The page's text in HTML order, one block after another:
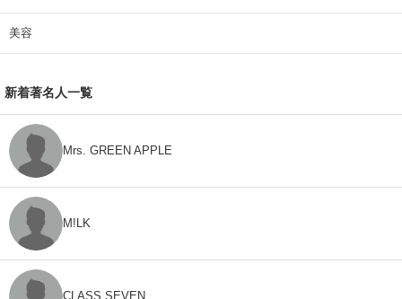
美容
新着著名人一覧
Mrs. GREEN APPLE
M!LK
CLASS SEVEN